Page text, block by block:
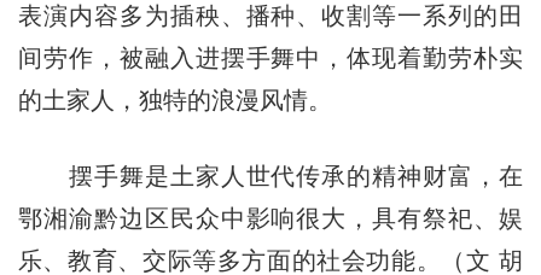
表演内容多为插秧、播种、收割等一系列的田
间劳作，被融入进摆手舞中，体现着勤劳朴实
的土家人，独特的浪漫风情。
摆手舞是土家人世代传承的精神财富，在
鄂湘渝黔边区民众中影响很大，具有祭祀、娱
乐、教育、交际等多方面的社会功能。
（文 胡